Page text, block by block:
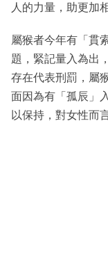
人的力量，助更加
屬猴者今年有「貫
題，緊記量入為出
存在代表刑罰，屬
面因為有「孤辰」
以保持，對女性而